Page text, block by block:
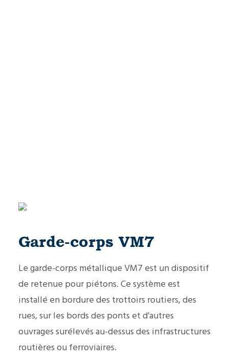
Garde-corps VM7
Le garde-corps métallique VM7 est un dispositif
de retenue pour piétons. Ce système est
installé en bordure des trottoirs routiers, des
rues, sur les bords des ponts et d’autres
ouvrages surélevés au-dessus des infrastructures
routières ou ferroviaires.